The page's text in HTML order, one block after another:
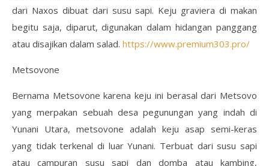
dari Naxos dibuat dari susu sapi. Keju graviera di makan
begitu saja, diparut, digunakan dalam hidangan panggang
atau disajikan dalam salad. https://www.premium303.pro/
Metsovone
Bernama Metsovone karena keju ini berasal dari Metsovo
yang merpakan sebuah desa pegunungan yang indah di
Yunani Utara, metsovone adalah keju asap semi-keras
yang tidak terkenal di luar Yunani. Terbuat dari susu sapi
atau campuran susu sapi dan domba atau kambing,